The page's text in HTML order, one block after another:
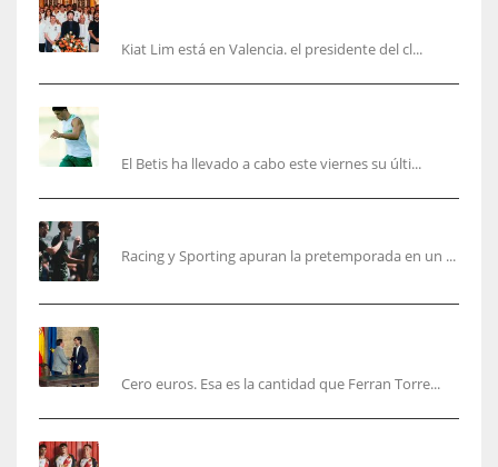
Kiat Lim está en Valencia. el presidente del cl...
El Betis ha llevado a cabo este viernes su últi...
Racing y Sporting apuran la pretemporada en un ...
Cero euros. Esa es la cantidad que Ferran Torre...